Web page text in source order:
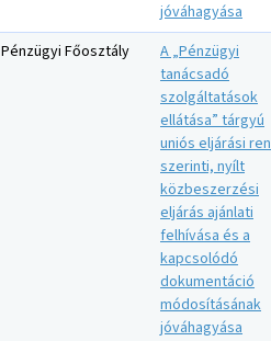
jóváhagyása
Pénzügyi Főosztály
A „Pénzügyi
tanácsadó
szolgáltatások
ellátása” tárgyú
uniós eljárási
szerinti, nyílt
közbeszerzési
eljárás ajánlati
felhívása és a
kapcsolódó
dokumentáció
módosításának
jóváhagyása